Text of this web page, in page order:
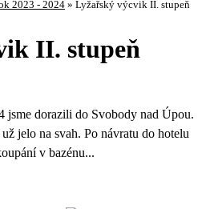
2023 - 2024 » Lyžařský výcvik II. stupeň
II. stupeň
jsme dorazili do Svobody nad Úpou.
jelo na svah. Po návratu do hotelu
v bazénu...